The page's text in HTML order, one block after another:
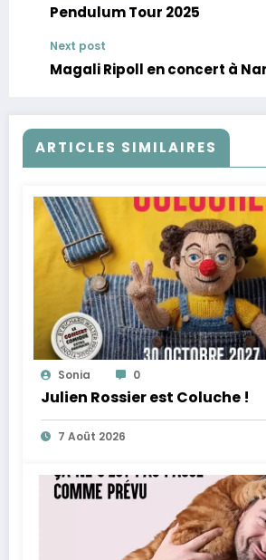
Pendulum Tour 2025
Next post
Magali Ripoll en concert à
ARTICLES SIMILAIRES
Sonia 0
Julien Rossier est Coluche !
7 Août 2026